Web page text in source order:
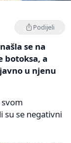
Podijeli
se na
botoksa, a
u njenu
su se negativni